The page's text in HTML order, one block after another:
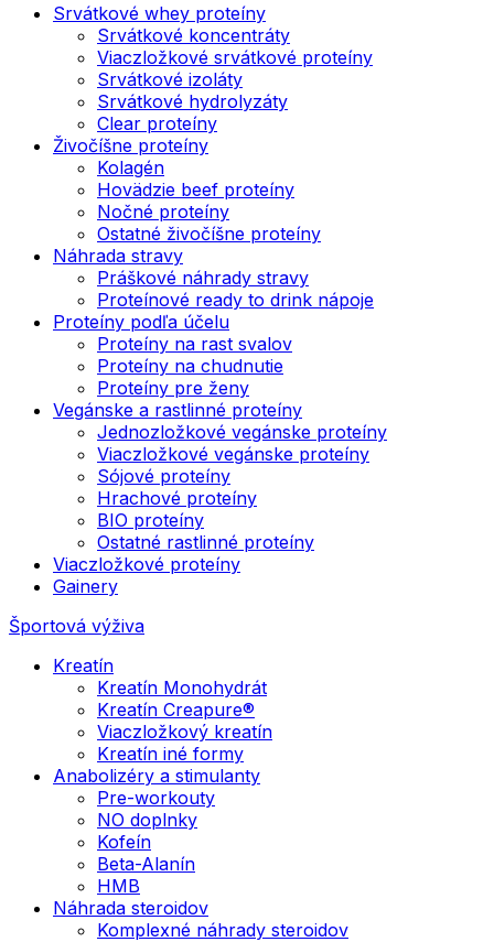
Srvátkové whey proteíny
Srvátkové koncentráty
Viaczložkové srvátkové proteíny
Srvátkové izoláty
Srvátkové hydrolyzáty
Clear proteíny
Živočíšne proteíny
Kolagén
Hovädzie beef proteíny
Nočné proteíny
Ostatné živočíšne proteíny
Náhrada stravy
Práškové náhrady stravy
Proteínové ready to drink nápoje
Proteíny podľa účelu
Proteíny na rast svalov
Proteíny na chudnutie
Proteíny pre ženy
Vegánske a rastlinné proteíny
Jednozložkové vegánske proteíny
Viaczložkové vegánske proteíny
Sójové proteíny
Hrachové proteíny
BIO proteíny
Ostatné rastlinné proteíny
Viaczložkové proteíny
Gainery
Športová výživa
Kreatín
Kreatín Monohydrát
Kreatín Creapure®
Viaczložkový kreatín
Kreatín iné formy
Anabolizéry a stimulanty
Pre-workouty
NO doplnky
Kofeín
Beta-Alanín
HMB
Náhrada steroidov
Komplexné náhrady steroidov